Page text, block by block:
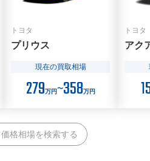
トヨタ
プリウス
現在の買取相場
279万円〜358万円
トヨタ
アク
格相場を検索する